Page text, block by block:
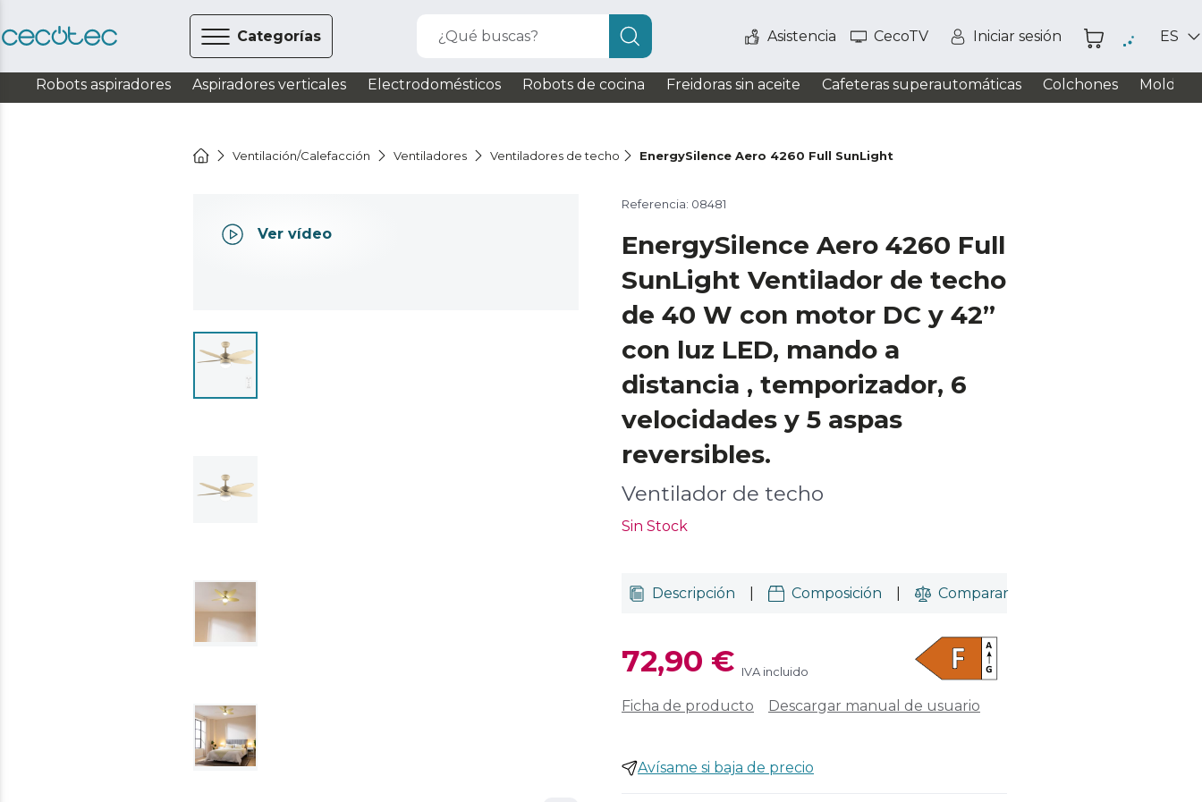
Categorías ¿Qué buscas? Asistencia CecoTV Iniciar sesión ES
Robots aspiradores Aspiradores verticales Electrodomésticos Robots de cocina Freidoras sin aceite Cafeteras superautomáticas Colchones
Ventilación/Calefacción Ventiladores Ventiladores de techo EnergySilence Aero 4260 Full SunLight
Ver vídeo
Referencia: 08481
EnergySilence Aero 4260 Full
SunLight Ventilador de techo
de 40 W con motor DC y 42”
con luz LED, mando a
distancia , temporizador, 6
velocidades y 5 aspas
reversibles.
Ventilador de techo
Sin Stock
Descripción Composición Comparar
72,90 € IVA incluido
Ficha de producto Descargar manual de usuario
Avísame si baja de precio